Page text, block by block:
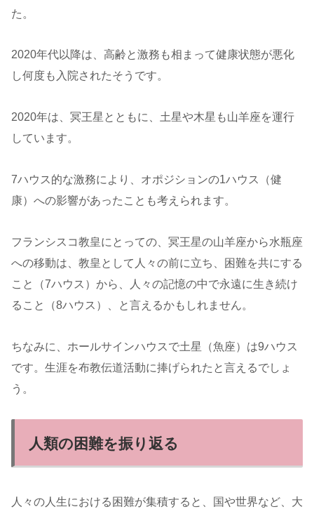
た。
2020年代以降は、高齢と激務も相まって健康状態が悪化
し何度も入院されたそうです。
2020年は、冥王星とともに、土星や木星も山羊座を運行
しています。
7ハウス的な激務により、オポジションの1ハウス（健
康）への影響があったことも考えられます。
フランシスコ教皇にとっての、冥王星の山羊座から水瓶座
への移動は、教皇として人々の前に立ち、困難を共にする
こと（7ハウス）から、人々の記憶の中で永遠に生き続け
ること（8ハウス）、と言えるかもしれません。
ちなみに、ホールサインハウスで土星（魚座）は9ハウス
です。生涯を布教伝道活動に捧げられたと言えるでしょ
う。
人類の困難を振り返る
人々の人生における困難が集積すると、国や世界など、大